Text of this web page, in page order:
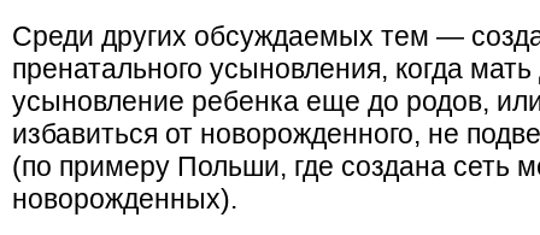
Среди других обсуждаемых тем —
пренатального усыновления, когда
усыновление ребенка еще до родов,
избавиться от новорожденного, не
(по примеру Польши, где создана сеть
новорожденных).